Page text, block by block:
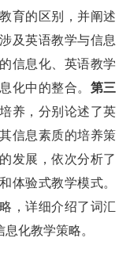
育的区别，并阐述
涉及英语教学与信息
信息化、英语教学
化中的整合。 第三
养，分别论述了英
信息素质的培养策
发展，依次分析了
体验式教学模式。
，详细介绍了词汇
化教学策略。